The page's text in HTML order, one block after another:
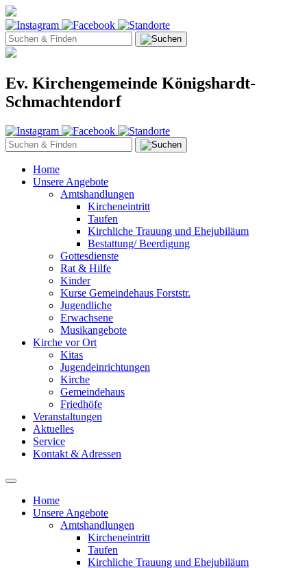
Ev. Kirchengemeinde Königshardt-
Schmachtendorf
Home
Unsere Angebote
Amtshandlungen
Kircheneintritt
Taufen
Kirchliche Trauung und Ehejubiläum
Bestattung/ Beerdigung
Gottesdienste
Rat & Hilfe
Kinder
Kurse Gemeindehaus Forststr.
Jugendliche
Erwachsene
Musikangebote
Kirche vor Ort
Kitas
Jugendeinrichtungen
Kirche
Gemeindehaus
Friedhöfe
Veranstaltungen
Aktuelles
Service
Kontakt & Adressen
Home
Unsere Angebote
Amtshandlungen
Kircheneintritt
Taufen
Kirchliche Trauung und Ehejubiläum